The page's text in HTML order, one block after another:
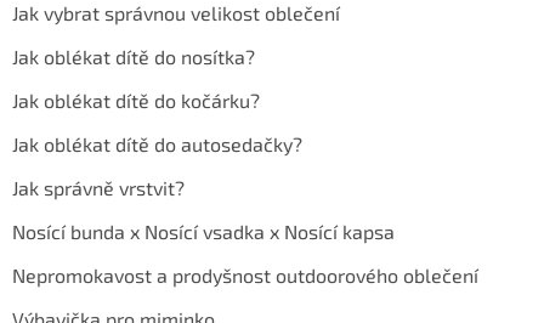
Jak vybrat správnou velikost oblečení
Jak oblékat dítě do nosítka?
Jak oblékat dítě do kočárku?
Jak oblékat dítě do autosedačky?
Jak správně vrstvit?
Nosící bunda x Nosící vsadka x Nosící kapsa
Nepromokavost a prodyšnost outdoorového oblečení